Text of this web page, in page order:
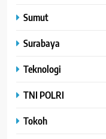
Sumut
Surabaya
Teknologi
TNI POLRI
Tokoh